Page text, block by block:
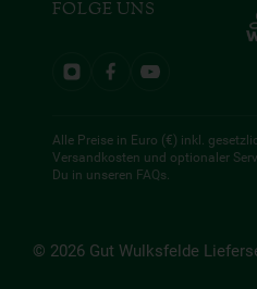
FOLGE UNS
Alle Preise in Euro (€) inkl.
Versandkosten und optionaler
Du in unseren FAQs.
© 2026 Gut Wulksfelde